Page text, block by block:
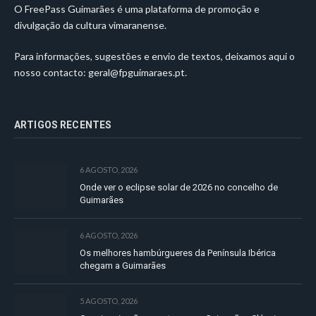
O FreePass Guimarães é uma plataforma de promoção e
divulgação da cultura vimaranense.
Para informações, sugestões e envio de textos, deixamos aqui o
nosso contacto: geral@fpguimaraes.pt.
ARTIGOS RECENTES
6 AGOSTO, 2026
Onde ver o eclipse solar de 2026 no concelho de
Guimarães
6 AGOSTO, 2026
Os melhores hambúrgueres da Península Ibérica
chegam a Guimarães
5 AGOSTO, 2026